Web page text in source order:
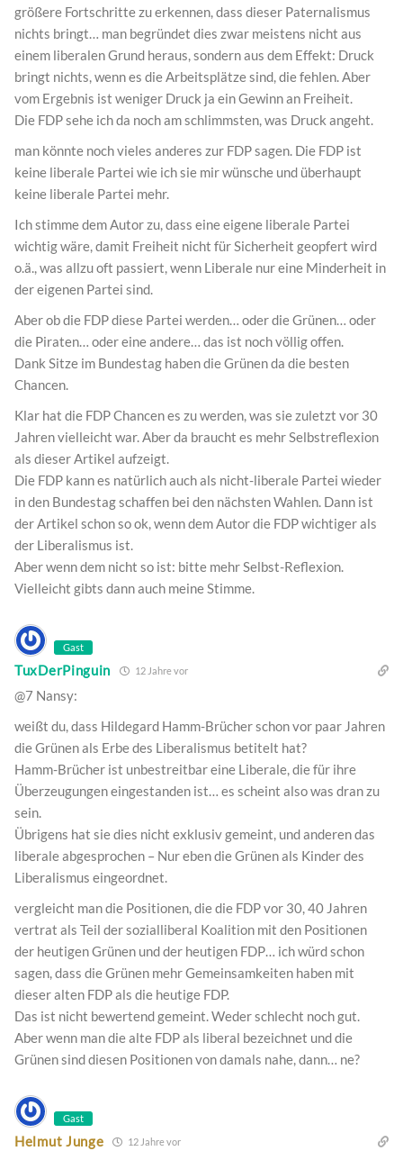
größere Fortschritte zu erkennen, dass dieser Paternalismus
nichts bringt… man begründet dies zwar meistens nicht aus
einem liberalen Grund heraus, sondern aus dem Effekt: Druck
bringt nichts, wenn es die Arbeitsplätze sind, die fehlen. Aber
vom Ergebnis ist weniger Druck ja ein Gewinn an Freiheit.
Die FDP sehe ich da noch am schlimmsten, was Druck angeht.
man könnte noch vieles anderes zur FDP sagen. Die FDP ist
keine liberale Partei wie ich sie mir wünsche und überhaupt
keine liberale Partei mehr.
Ich stimme dem Autor zu, dass eine eigene liberale Partei
wichtig wäre, damit Freiheit nicht für Sicherheit geopfert wird
o.ä., was allzu oft passiert, wenn Liberale nur eine Minderheit in
der eigenen Partei sind.
Aber ob die FDP diese Partei werden… oder die Grünen… oder
die Piraten… oder eine andere… das ist noch völlig offen.
Dank Sitze im Bundestag haben die Grünen da die besten
Chancen.
Klar hat die FDP Chancen es zu werden, was sie zuletzt vor 30
Jahren vielleicht war. Aber da braucht es mehr Selbstreflexion
als dieser Artikel aufzeigt.
Die FDP kann es natürlich auch als nicht-liberale Partei wieder
in den Bundestag schaffen bei den nächsten Wahlen. Dann ist
der Artikel schon so ok, wenn dem Autor die FDP wichtiger als
der Liberalismus ist.
Aber wenn dem nicht so ist: bitte mehr Selbst-Reflexion.
Vielleicht gibts dann auch meine Stimme.
Gast
TuxDerPinguin 12 Jahre vor
@7 Nansy:
weißt du, dass Hildegard Hamm-Brücher schon vor paar Jahren
die Grünen als Erbe des Liberalismus betitelt hat?
Hamm-Brücher ist unbestreitbar eine Liberale, die für ihre
Überzeugungen eingestanden ist… es scheint also was dran zu
sein.
Übrigens hat sie dies nicht exklusiv gemeint, und anderen das
liberale abgesprochen – Nur eben die Grünen als Kinder des
Liberalismus eingeordnet.
vergleicht man die Positionen, die die FDP vor 30, 40 Jahren
vertrat als Teil der sozialliberal Koalition mit den Positionen
der heutigen Grünen und der heutigen FDP… ich würd schon
sagen, dass die Grünen mehr Gemeinsamkeiten haben mit
dieser alten FDP als die heutige FDP.
Das ist nicht bewertend gemeint. Weder schlecht noch gut.
Aber wenn man die alte FDP als liberal bezeichnet und die
Grünen sind diesen Positionen von damals nahe, dann… ne?
Gast
Helmut Junge 12 Jahre vor